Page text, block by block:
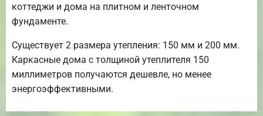
коттеджи и дома на плитном и ленточном
фундаменте.
Существует 2 размера утепления: 150 мм и 200 мм.
Каркасные дома с толщиной утеплителя 150
миллиметров получаются дешевле, но менее
энергоэффективными.